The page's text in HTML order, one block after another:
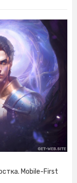
Mobile-First